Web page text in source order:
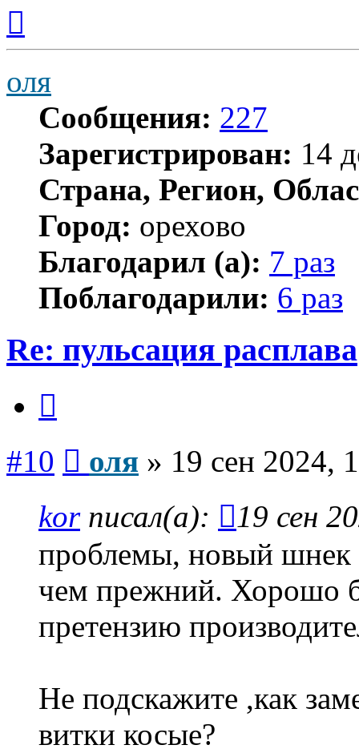
началу
оля
Сообщения: 227
Зарегистрирован: 14
Страна, Регион,
Город: орехово
Благодарил (а): 7 раз
Поблагодарили: 6 раз
Re: пульсация расплава
#10 оля » 19 сен 2024,
korписал(а):
19 сен
проблемы, новый шнек
чем прежний. Хорошо
претензию
Не подскажите ,как
витки косые?